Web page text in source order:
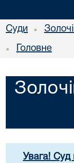
Суди •
• Головне
Увага! Суд